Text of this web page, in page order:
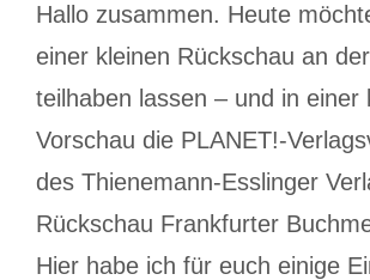
Hallo zusammen. Heute
einer kleinen Rückschau an
teilhaben lassen – und in einer
Vorschau die PLANET!-
des Thienemann-Esslinger
Rückschau Frankfurter
Hier habe ich für euch einige